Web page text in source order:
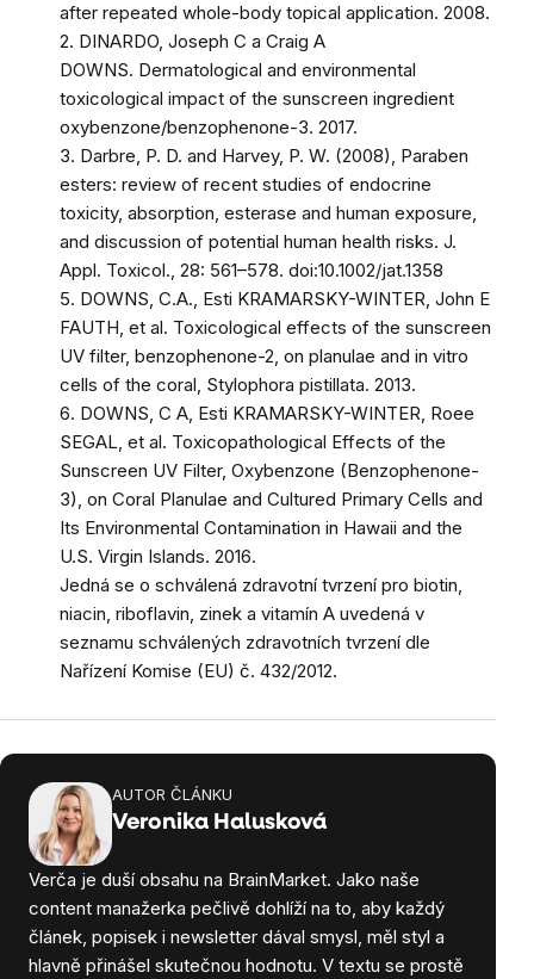
after repeated whole-body topical application. 2008.
2. DINARDO, Joseph C a Craig A
DOWNS. Dermatological and environmental
toxicological impact of the sunscreen ingredient
oxybenzone/benzophenone-3. 2017.
3. Darbre, P. D. and Harvey, P. W. (2008), Paraben
esters: review of recent studies of endocrine
toxicity, absorption, esterase and human exposure,
and discussion of potential human health risks. J.
Appl. Toxicol., 28: 561–578. doi:10.1002/jat.1358
5. DOWNS, C.A., Esti KRAMARSKY-WINTER, John E
FAUTH, et al. Toxicological effects of the sunscreen
UV filter, benzophenone-2, on planulae and in vitro
cells of the coral, Stylophora pistillata. 2013.
6. DOWNS, C A, Esti KRAMARSKY-WINTER, Roee
SEGAL, et al. Toxicopathological Effects of the
Sunscreen UV Filter, Oxybenzone (Benzophenone-
3), on Coral Planulae and Cultured Primary Cells and
Its Environmental Contamination in Hawaii and the
U.S. Virgin Islands. 2016.
Jedná se o schválená zdravotní tvrzení pro biotin,
niacin, riboflavin, zinek a vitamín A uvedená v
seznamu schválených zdravotních tvrzení dle
Nařízení Komise (EU) č. 432/2012.
AUTOR ČLÁNKU
Veronika Halusková
Verča je duší obsahu na BrainMarket. Jako naše
content manažerka pečlivě dohlíží na to, aby každý
článek, popisek i newsletter dával smysl, měl styl a
hlavně přinášel skutečnou hodnotu. V textu se prostě